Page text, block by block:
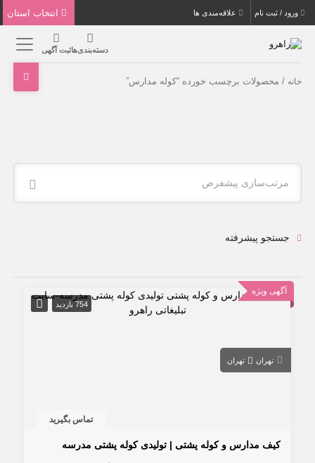
ورود / ثبت نام علاقه‌مندی ها
دسته‌بندی‌هاثبت آگهی
خانه / محصولات برچسب خورده “کوله مدارس”
مرتب‌سازی پیشفرض
جستجو پیشرفته
آگهی ویژه
754 بازدید
تهران تهران
تماس بگیرید
کیف مدارس و کوله پشتی | تولیدی کوله پشتی مدرسه